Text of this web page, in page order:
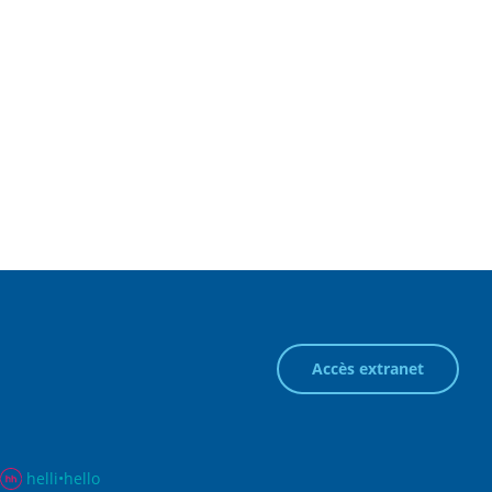
Accès extranet
helli•hello